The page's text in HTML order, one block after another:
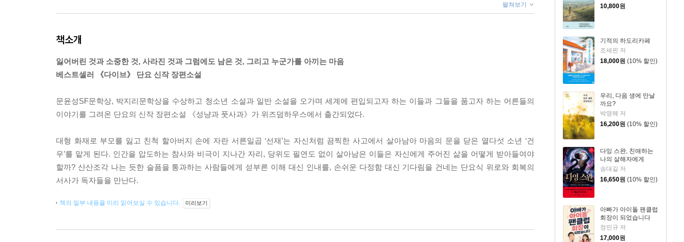
10,800원
기적의 하도리카페
조세핀 저
18,000원 (10% 할인)
우리, 다음 생에 만날
까요?
박영해 저
16,200원 (10% 할인)
다잉 스완, 친애하는
나의 살해자에게
송대길 저
16,650원 (10% 할인)
아빠가 아이돌 팬클럽
회장이 되었습니다
정민규 저
17,000원
펼쳐보기
책소개
잃어버린 것과 소중한 것, 사라진 것과 그럼에도 남은 것, 그리고 누군가를 아끼는 마음
베스트셀러 《다이브》 단요 신작 장편소설
문윤성SF문학상, 박지리문학상을 수상하고 청소년 소설과 일반 소설을 오가며 세계에 편입되고자 하는 이들과 그들을 품고자 하는 어른들의
이야기를 그려온 단요의 신작 장편소설 《성냥과 풋사과》가 위즈덤하우스에서 출간되었다.
대형 화재로 부모를 잃고 친척 할아버지 손에 자란 서른일곱 ‘선재’는 자신처럼 끔찍한 사고에서 살아남아 마음의 문을 닫은 열다섯 소년 ‘건
우’를 맡게 된다. 인간을 압도하는 참사와 비극이 지나간 자리, 당위도 필연도 없이 살아남은 이들은 자신에게 주어진 삶을 어떻게 받아들여야
할까? 산산조각 나는 듯한 슬픔을 통과하는 사람들에게 섣부른 이해 대신 인내를, 손쉬운 다정함 대신 기다림을 건네는 단요식 위로와 회복의
서사가 독자들을 만난다.
책의 일부 내용을 미리 읽어보실 수 있습니다. 미리보기